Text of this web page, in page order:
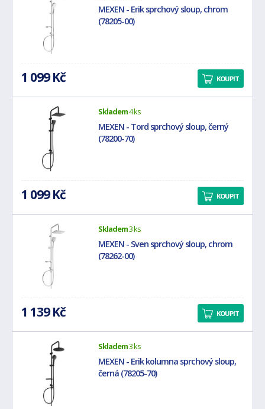
MEXEN - Erik sprchový sloup, chrom
(78205-00)
1 099 Kč KOUPIT
Skladem4 ks
MEXEN - Tord sprchový sloup, černý
(78200-70)
1 099 Kč KOUPIT
Skladem3 ks
MEXEN - Sven sprchový sloup, chrom
(78262-00)
1 139 Kč KOUPIT
Skladem3 ks
MEXEN - Erik kolumna sprchový sloup,
černá (78205-70)